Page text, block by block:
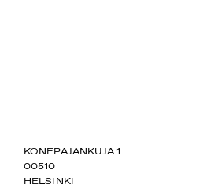
SUOMIAREENA
KONEPAJANKUJA 1
00510
HELSINKI